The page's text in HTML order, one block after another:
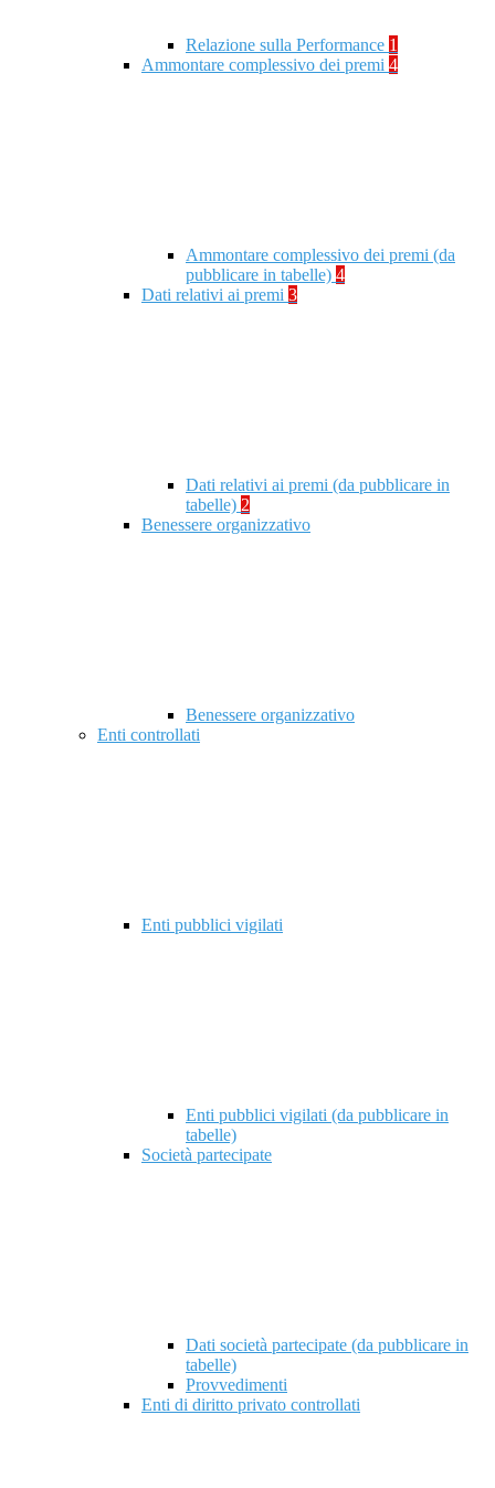
Relazione sulla Performance 1
Ammontare complessivo dei premi 4
Ammontare complessivo dei premi (da
pubblicare in tabelle) 4
Dati relativi ai premi 3
Dati relativi ai premi (da pubblicare in
tabelle) 2
Benessere organizzativo
Benessere organizzativo
Enti controllati
Enti pubblici vigilati
Enti pubblici vigilati (da pubblicare in
tabelle)
Società partecipate
Dati società partecipate (da pubblicare in
tabelle)
Provvedimenti
Enti di diritto privato controllati